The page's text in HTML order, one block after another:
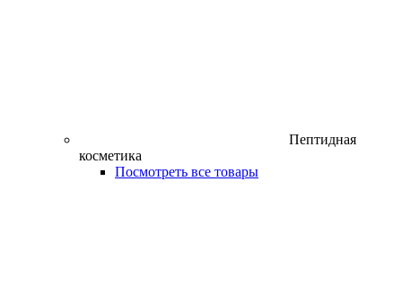
Пептидная
косметика
Посмотреть все товары